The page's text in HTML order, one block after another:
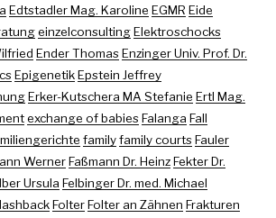
Edtstadler Mag. Karoline EGMR Eide
einzelconsultingElektroschocks
Ender ThomasEnzinger Univ. Prof. Dr.
EpigenetikEpstein Jeffrey
Erker-Kutschera MA Stefanie Ertl Mag.
exchange of babiesFalanga Fall
familyfamily courtsFauler
WernerFaßmann Dr. HeinzFekter Dr.
Ursula Felbinger Dr. med. Michael
FolterFolter an Zähnen Frakturen